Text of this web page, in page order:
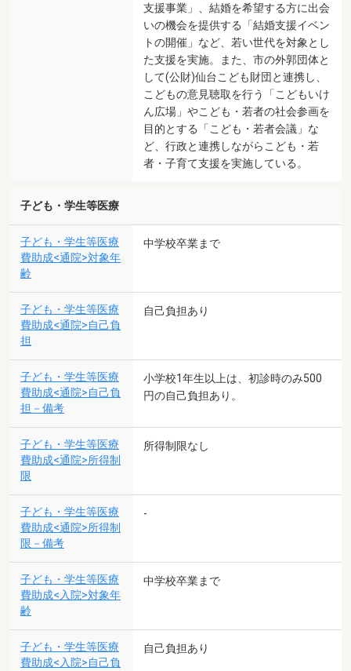
支援事業」、結婚を希望する方に出会
いの機会を提供する「結婚支援イベン
トの開催」など、若い世代を対象とし
た支援を実施。また、市の外郭団体と
して(公財)仙台こども財団と連携し、
こどもの意見聴取を行う「こどもいけ
ん広場」やこども・若者の社会参画を
目的とする「こども・若者会議」な
ど、行政と連携しながらこども・若
者・子育て支援を実施している。
子ども・学生等医療
子ども・学生等医療
費助成<通院>対象年
齢
中学校卒業まで
子ども・学生等医療
費助成<通院>自己負
担
自己負担あり
子ども・学生等医療
費助成<通院>自己負
担－備考
小学校1年生以上は、初診時のみ500
円の自己負担あり。
子ども・学生等医療
費助成<通院>所得制
限
所得制限なし
子ども・学生等医療
費助成<通院>所得制
限－備考
-
子ども・学生等医療
費助成<入院>対象年
齢
中学校卒業まで
子ども・学生等医療
費助成<入院>自己負
自己負担あり